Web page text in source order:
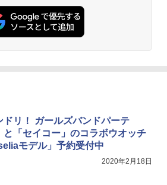
ドリ！ ガールズバンドパーテ
と「セイコー」のコラボウオッチ
モデル」予約受付中
2020年2月18日